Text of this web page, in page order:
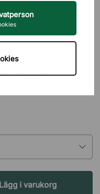
armar
Lägg i varukorg